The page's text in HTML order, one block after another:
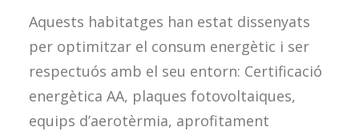
Aquests habitatges han estat dissenyats
per optimitzar el consum energètic i ser
respectuós amb el seu entorn: Certificació
energètica AA, plaques fotovoltaiques,
equips d’aerotèrmia, aprofitament